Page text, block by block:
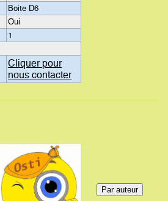
Boite D6
Oui
1
Cliquer pour
nous contacter